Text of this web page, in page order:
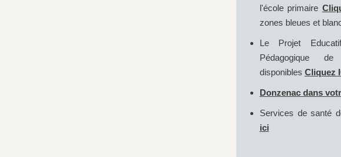
l'école primaire
zones bleues et
Le Projet
Pédagogique
disponibles Cliquez
Donzenac dans
Services de santé
ici